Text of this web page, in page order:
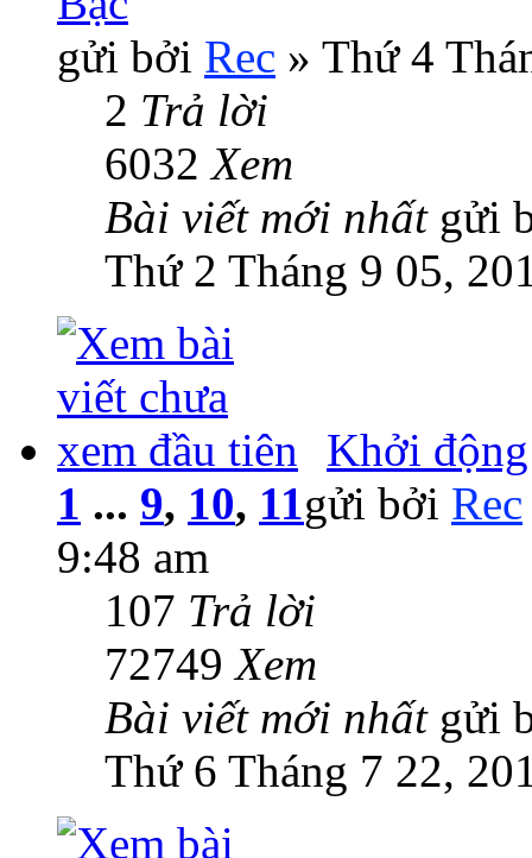
gửi bởi Rec » Thứ 4
2 Trả lời
6032Xem
Bài viết mới nhất gửi
Thứ 2 Tháng 9 05,
Khởi
1 ... 9, 10, 11gửi bởi Rec
9:48 am
107 Trả lời
72749Xem
Bài viết mới nhất gửi
Thứ 6 Tháng 7 22,